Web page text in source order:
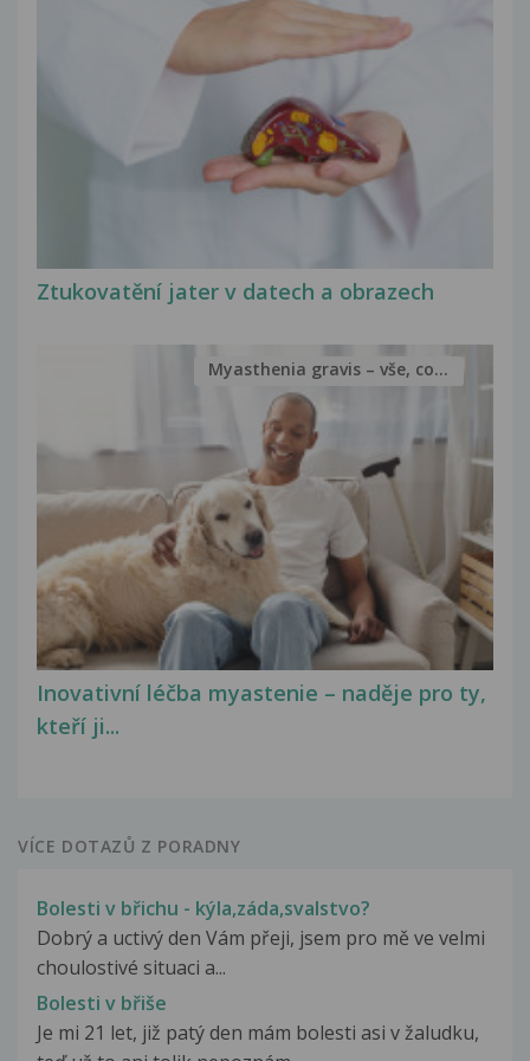
Ztukovatění jater v datech a obrazech
Inovativní léčba myastenie – naděje pro ty,
kteří ji...
Myasthenia gravis – vše, co...
VÍCE DOTAZŮ Z PORADNY
Bolesti v břichu - kýla,záda,svalstvo?
Dobrý a uctivý den Vám přeji, jsem pro mě ve velmi
choulostivé situaci a...
Bolesti v břiše
Je mi 21 let, již patý den mám bolesti asi v žaludku,